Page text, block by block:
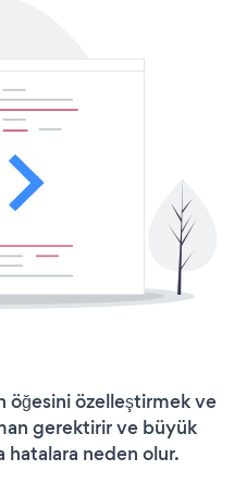
öğesini özelleştirmek ve
gerektirir ve büyük
hatalara neden olur.